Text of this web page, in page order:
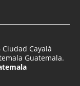
Cayalá
Guatemala.